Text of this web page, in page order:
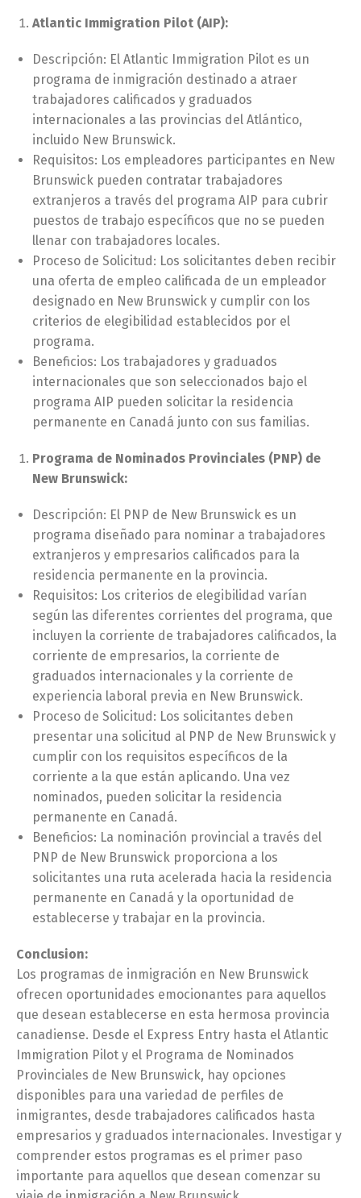
Atlantic Immigration Pilot (AIP):
Descripción: El Atlantic Immigration Pilot es un
programa de inmigración destinado a atraer
trabajadores calificados y graduados
internacionales a las provincias del Atlántico,
incluido New Brunswick.
Requisitos: Los empleadores participantes en New
Brunswick pueden contratar trabajadores
extranjeros a través del programa AIP para cubrir
puestos de trabajo específicos que no se pueden
llenar con trabajadores locales.
Proceso de Solicitud: Los solicitantes deben recibir
una oferta de empleo calificada de un empleador
designado en New Brunswick y cumplir con los
criterios de elegibilidad establecidos por el
programa.
Beneficios: Los trabajadores y graduados
internacionales que son seleccionados bajo el
programa AIP pueden solicitar la residencia
permanente en Canadá junto con sus familias.
Programa de Nominados Provinciales (PNP) de
New Brunswick:
Descripción: El PNP de New Brunswick es un
programa diseñado para nominar a trabajadores
extranjeros y empresarios calificados para la
residencia permanente en la provincia.
Requisitos: Los criterios de elegibilidad varían
según las diferentes corrientes del programa, que
incluyen la corriente de trabajadores calificados, la
corriente de empresarios, la corriente de
graduados internacionales y la corriente de
experiencia laboral previa en New Brunswick.
Proceso de Solicitud: Los solicitantes deben
presentar una solicitud al PNP de New Brunswick y
cumplir con los requisitos específicos de la
corriente a la que están aplicando. Una vez
nominados, pueden solicitar la residencia
permanente en Canadá.
Beneficios: La nominación provincial a través del
PNP de New Brunswick proporciona a los
solicitantes una ruta acelerada hacia la residencia
permanente en Canadá y la oportunidad de
establecerse y trabajar en la provincia.
Conclusion:
Los programas de inmigración en New Brunswick
ofrecen oportunidades emocionantes para aquellos
que desean establecerse en esta hermosa provincia
canadiense. Desde el Express Entry hasta el Atlantic
Immigration Pilot y el Programa de Nominados
Provinciales de New Brunswick, hay opciones
disponibles para una variedad de perfiles de
inmigrantes, desde trabajadores calificados hasta
empresarios y graduados internacionales. Investigar y
comprender estos programas es el primer paso
importante para aquellos que desean comenzar su